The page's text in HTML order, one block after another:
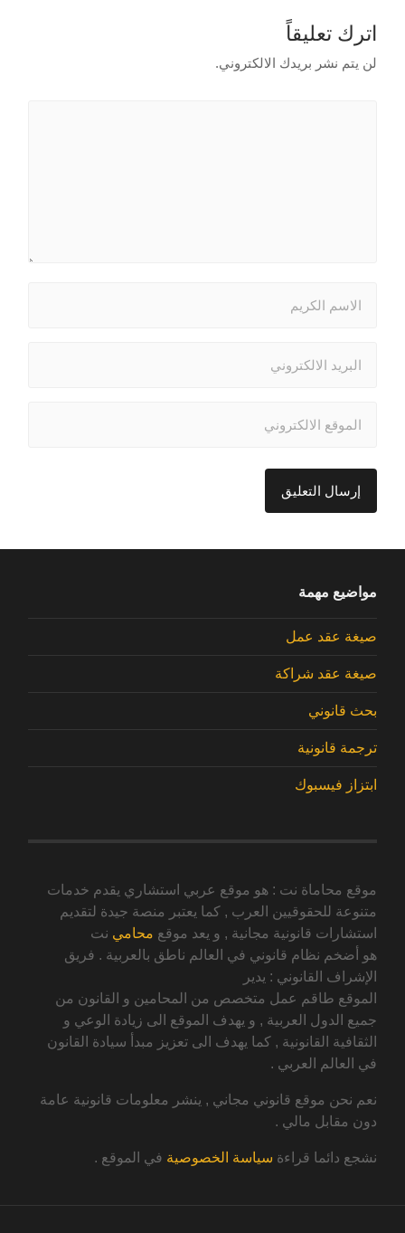
اترك تعليقاً
لن يتم نشر بريدك الالكتروني.
مواضيع مهمة
صيغة عقد عمل
صيغة عقد شراكة
بحث قانوني
ترجمة قانونية
ابتزاز فيسبوك
موقع محاماة نت : هو موقع عربي استشاري يقدم خدمات
متنوعة للحقوقيين العرب , كما يعتبر منصة جيدة لتقديم
استشارات قانونية مجانية , و يعد موقع محامي نت
هو أضخم نظام قانوني في العالم ناطق بالعربية . فريق
الإشراف القانوني : يدير
الموقع طاقم عمل متخصص من المحامين و القانون من
جميع الدول العربية , و يهدف الموقع الى زيادة الوعي و
الثقافية القانونية , كما يهدف الى تعزيز مبدأ سيادة القانون
في العالم العربي .
نعم نحن موقع قانوني مجاني , ينشر معلومات قانونية عامة
دون مقابل مالي .
نشجع دائما قراءة سياسة الخصوصية في الموقع .